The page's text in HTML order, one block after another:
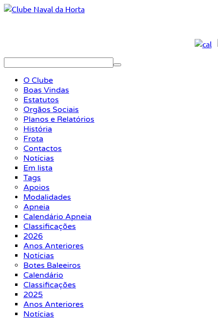
O Clube
Boas Vindas
Estatutos
Orgãos Sociais
Planos e Relatórios
História
Frota
Contactos
Notícias
Em lista
Tags
Apoios
Modalidades
Apneia
Calendário Apneia
Classificações
2026
Anos Anteriores
Notícias
Botes Baleeiros
Calendário
Classificações
2025
Anos Anteriores
Notícias